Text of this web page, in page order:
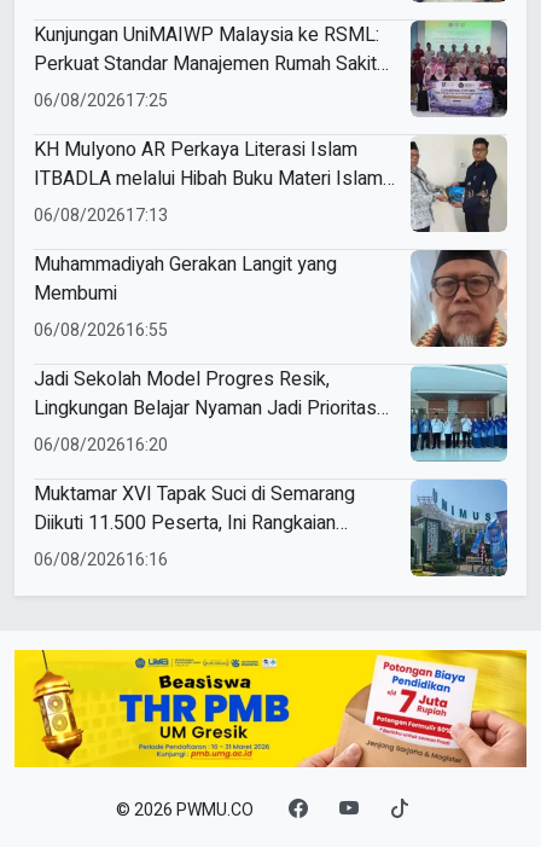
Kunjungan UniMAIWP Malaysia ke RSML:
Perkuat Standar Manajemen Rumah Sakit
Syariah
06/08/202617:25
KH Mulyono AR Perkaya Literasi Islam
ITBADLA melalui Hibah Buku Materi Islam
5 Jilid
06/08/202617:13
Muhammadiyah Gerakan Langit yang
Membumi
06/08/202616:55
Jadi Sekolah Model Progres Resik,
Lingkungan Belajar Nyaman Jadi Prioritas
Smamio Gresik
06/08/202616:20
Muktamar XVI Tapak Suci di Semarang
Diikuti 11.500 Peserta, Ini Rangkaian
Agendanya
06/08/202616:16
© 2026 PWMU.CO